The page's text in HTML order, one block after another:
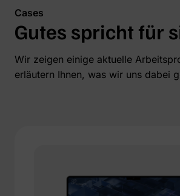
Cases
Gutes spricht für
Wir zeigen einige aktuelle
erläutern Ihnen, was wir uns dabei